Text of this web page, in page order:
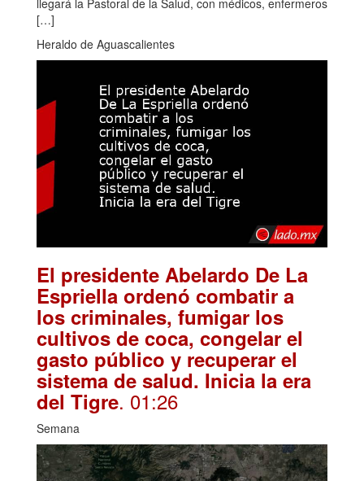
[…]
Heraldo de Aguascalientes
El presidente Abelardo De La
Espriella ordenó combatir a
los criminales, fumigar los
cultivos de coca, congelar el
gasto público y recuperar el
sistema de salud. Inicia la era
del Tigre. 01:26
Semana